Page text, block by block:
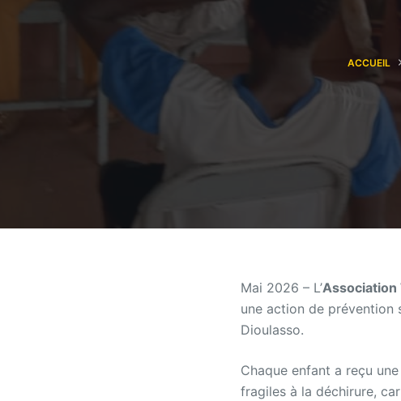
ACCUEIL
Mai 2026 – L’Association
une action de prévention
Dioulasso.
Chaque enfant a reçu
fragiles à la déchirure,